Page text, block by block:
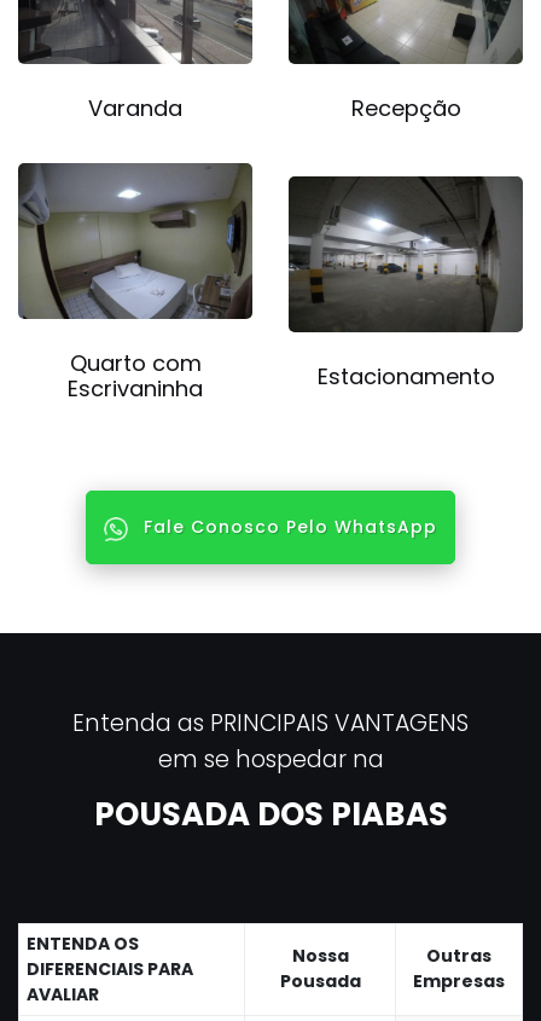
Varanda Recepção
Quarto com
Escrivaninha
Estacionamento
Fale Conosco Pelo WhatsApp
Entenda as PRINCIPAIS VANTAGENS
em se hospedar na
POUSADA DOS PIABAS
ENTENDA OS
DIFERENCIAIS PARA
AVALIAR
Nossa
Pousada
Outras
Empresas